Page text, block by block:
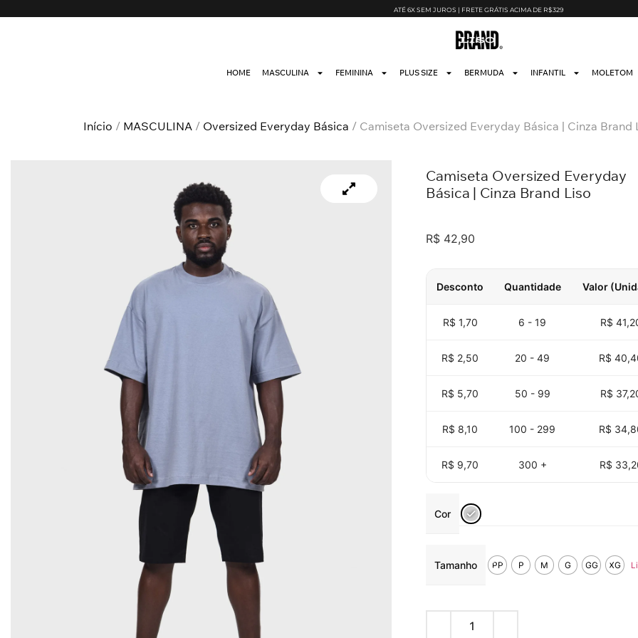
ATÉ 6X SEM JUROS | FRETE GRÁTIS ACIMA DE R$329
HOME MASCULINA FEMININA PLUS SIZE BERMUDA INFANTIL MOLETOM
Início / MASCULINA/ Oversized Everyday Básica / Camiseta Oversized Everyday Básica | Cinza Brand
Camiseta Oversized Everyday
Básica | Cinza Brand Liso
R$ 42,90
Desconto Quantidade Valor
R$ 1,70 6 - 19 R$
R$ 2,50 20 - 49 R$
R$ 5,70 50 - 99 R$
R$ 8,10 100 - 299 R$
R$ 9,70 300 + R$
Cor
Tamanho PP P M G GG XG